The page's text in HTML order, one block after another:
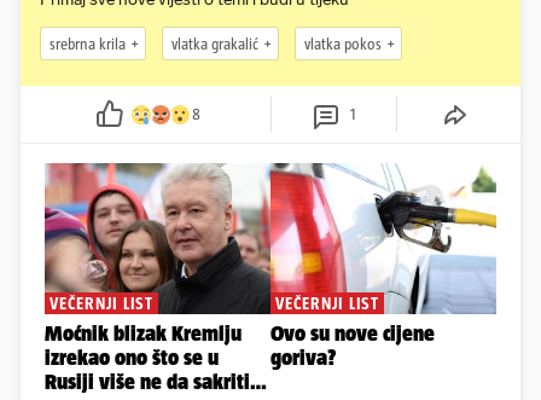
srebrna krila vlatka grakalić vlatka pokos
8 1